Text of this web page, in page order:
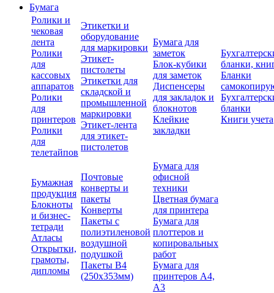
Бумага
Ролики и
чековая
лента
Ролики
для
кассовых
аппаратов
Ролики
для
принтеров
Ролики
для
телетайпов
Этикетки и
оборудование
для маркировки
Этикет-
пистолеты
Этикетки для
складской и
промышленной
маркировки
Этикет-лента
для этикет-
пистолетов
Бумага для
заметок
Блок-кубики
для заметок
Диспенсеры
для закладок и
блокнотов
Клейкие
закладки
бланки,
Бланки
бланки
Книги учета
Бумажная
продукция
Блокноты
и бизнес-
тетради
Атласы
Открытки,
грамоты,
дипломы
Почтовые
конверты и
пакеты
Конверты
Пакеты с
полиэтиленовой
воздушной
подушкой
Пакеты В4
(250х353мм)
Бумага для
офисной
техники
Цветная бумага
для принтера
Бумага для
плоттеров и
копировальных
работ
Бумага для
принтеров А4,
А3